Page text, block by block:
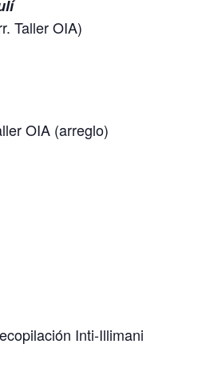
Taller OIA)
OIA (arreglo)
Inti-Illimani